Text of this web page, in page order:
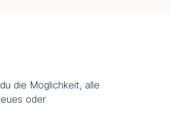
die Möglichkeit, alle
oder